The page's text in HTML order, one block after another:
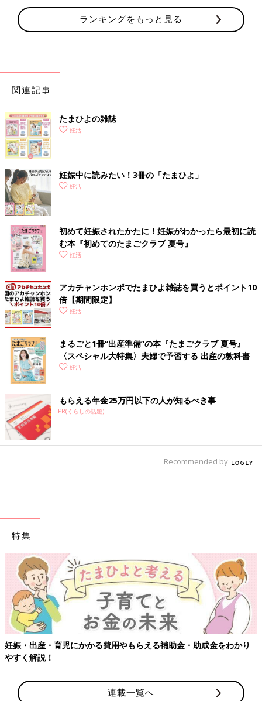
ランキングをもっと見る
関連記事
たまひよの雑誌
妊活
妊娠中に読みたい！3冊の「たまひよ」
妊活
初めて妊娠されたかたに！妊娠がわかったら最初に読
む本『初めてのたまごクラブ 夏号』
妊活
アカチャンホンポでたまひよ雑誌を買うとポイント10
倍【期間限定】
妊活
まるごと1冊“出産準備”の本『たまごクラブ 夏号』
〈スペシャル大特集〉夫婦で予習する 出産の教科書
妊活
もらえる年金25万円以下の人が知るべき事
PR(くらしの話題)
Recommended by
特集
妊娠・出産・育児にかかる費用やもらえる補助金・助成金をわかり
やすく解説！
連載一覧へ